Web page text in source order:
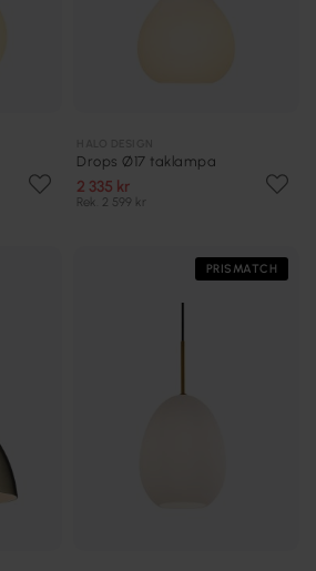
Drops Ø17 taklampa
2 335 kr
Rek. 2 599 kr
PRISMATCH